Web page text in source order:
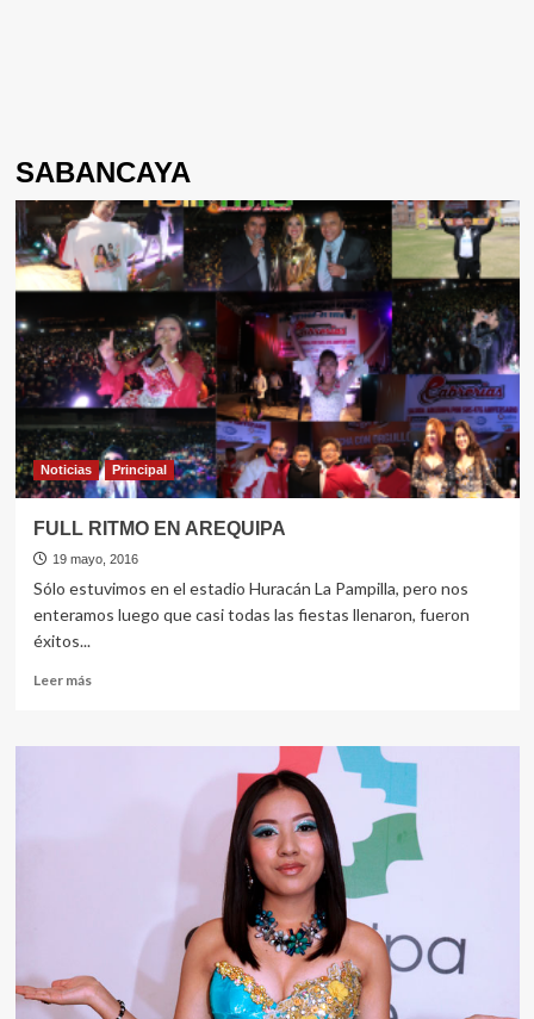
SABANCAYA
Noticias Principal
FULL RITMO EN AREQUIPA
19 mayo, 2016
Sólo estuvimos en el estadio Huracán La Pampilla, pero nos
enteramos luego que casi todas las fiestas llenaron, fueron
éxitos...
Leer másLeer
FULL